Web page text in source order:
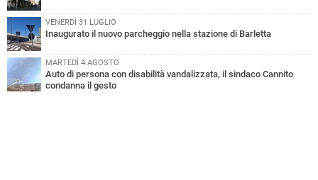
VENERDÌ 31 LUGLIO
Inaugurato il nuovo parcheggio nella stazione di Barletta
MARTEDÌ 4 AGOSTO
Auto di persona con disabilità vandalizzata, il sindaco Cannito
condanna il gesto